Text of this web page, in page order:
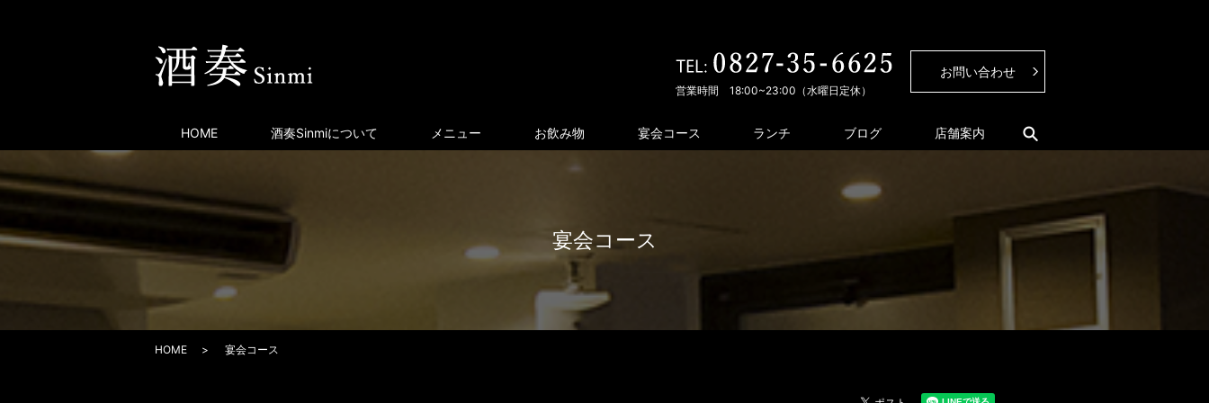
お問い合わせ
営業時間 18:00~23:00（水曜日定休）
HOME 酒奏Sinmiについて メニュー お飲み物 宴会コース ランチ ブログ 店舗案内 search
宴会コース
HOME 宴会コース